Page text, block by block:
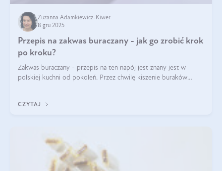
Zuzanna Adamkiewicz-Kiwer
8 gru 2025
Przepis na zakwas buraczany - jak go zrobić krok
po kroku?
Zakwas buraczany - przepis na ten napój jest znany jest w
polskiej kuchni od pokoleń. Przez chwilę kiszenie buraków
CZYTAJ